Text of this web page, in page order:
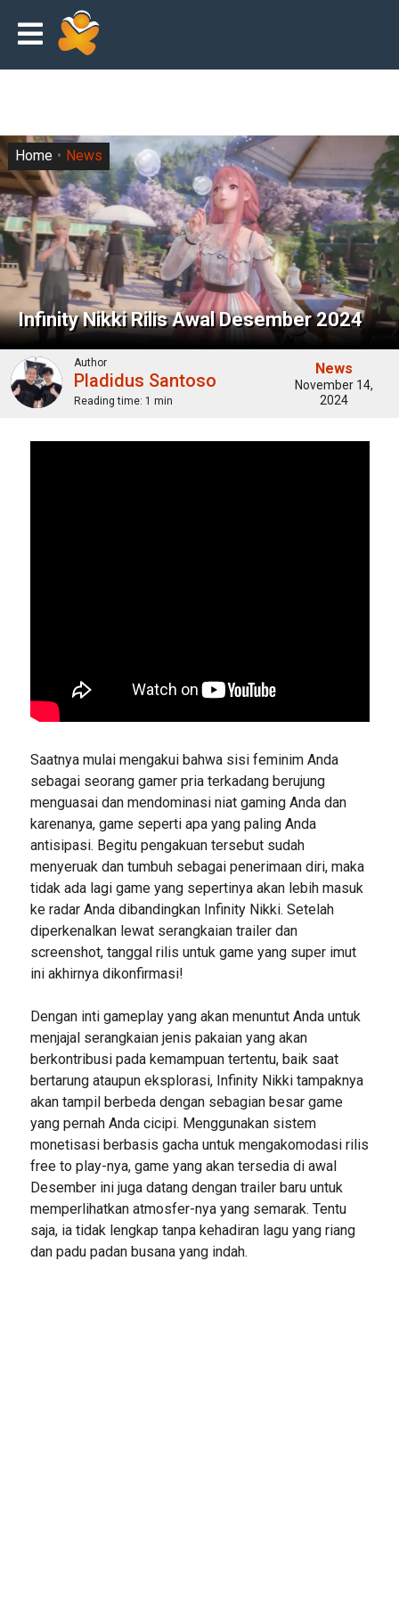
Infinity Nikki Rilis Awal Desember 2024
Home News
Author
Pladidus Santoso
Reading time: 1 min
News
November 14,
2024
Saatnya mulai mengakui bahwa sisi feminim Anda
sebagai seorang gamer pria terkadang berujung
menguasai dan mendominasi niat gaming Anda dan
karenanya, game seperti apa yang paling Anda
antisipasi. Begitu pengakuan tersebut sudah
menyeruak dan tumbuh sebagai penerimaan diri, maka
tidak ada lagi game yang sepertinya akan lebih masuk
ke radar Anda dibandingkan Infinity Nikki. Setelah
diperkenalkan lewat serangkaian trailer dan
screenshot, tanggal rilis untuk game yang super imut
ini akhirnya dikonfirmasi!
Dengan inti gameplay yang akan menuntut Anda untuk
menjajal serangkaian jenis pakaian yang akan
berkontribusi pada kemampuan tertentu, baik saat
bertarung ataupun eksplorasi, Infinity Nikki tampaknya
akan tampil berbeda dengan sebagian besar game
yang pernah Anda cicipi. Menggunakan sistem
monetisasi berbasis gacha untuk mengakomodasi rilis
free to play-nya, game yang akan tersedia di awal
Desember ini juga datang dengan trailer baru untuk
memperlihatkan atmosfer-nya yang semarak. Tentu
saja, ia tidak lengkap tanpa kehadiran lagu yang riang
dan padu padan busana yang indah.